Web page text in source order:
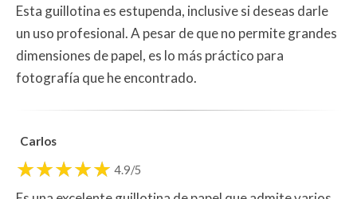
Esta guillotina es estupenda, inclusive si deseas darle
un uso profesional. A pesar de que no permite grandes
dimensiones de papel, es lo más práctico para
fotografía que he encontrado.
Carlos
4.9/5